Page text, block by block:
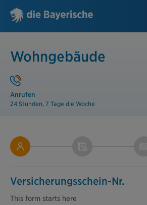
Wohngebäude
Anrufen
24 Stunden, 7 Tage die Woche
Versicherungsschein-Nr.
This form starts here